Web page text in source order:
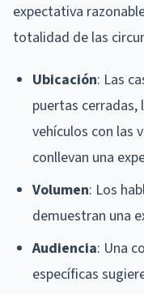
expectativa
totalidad de las
Ubicación: Las
puertas cerradas,
vehículos con las
conllevan una
Volumen: Los
demuestran una
Audiencia: Una
específicas